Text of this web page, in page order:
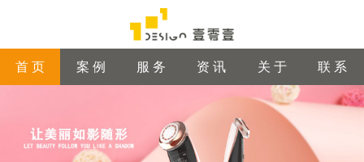
首 页 案 例 服 务 资 讯 关 于 联 系